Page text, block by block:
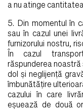
a nu atinge
5. Din momentul în
sau în cazul unei
furnizorului nostru,
În cazul
răspunderea noastră
dol şi neglijenţă
îmbunătăţire
cazului în care
eşuează de două